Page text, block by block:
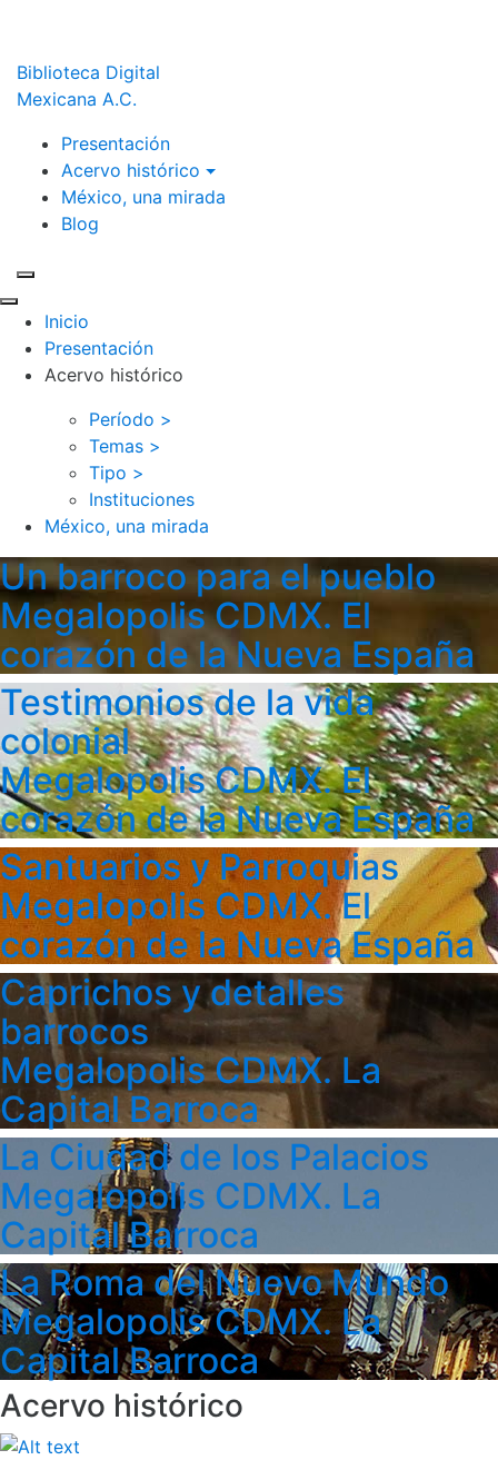
Biblioteca Digital
Mexicana A.C.
Presentación
Acervo histórico
México, una mirada
Blog
Inicio
Presentación
Acervo histórico
Período >
Temas >
Tipo >
Instituciones
México, una mirada
Un barroco para el pueblo
Megalopolis CDMX. El
corazón de la Nueva España
Testimonios de la vida
colonial
Megalopolis CDMX. El
corazón de la Nueva España
Santuarios y Parroquias
Megalopolis CDMX. El
corazón de la Nueva España
Caprichos y detalles
barrocos
Megalopolis CDMX. La
Capital Barroca
La Ciudad de los Palacios
Megalopolis CDMX. La
Capital Barroca
La Roma del Nuevo Mundo
Megalopolis CDMX. La
Capital Barroca
Acervo histórico